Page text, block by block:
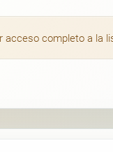
acceso completo a la